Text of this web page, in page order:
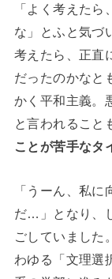
「よく考えた
な」とふと気づ
考えたら、正直
だったのかなと
かく平和主義。
と言われること
ことが苦手なタ
「うーん、私
だ…」となり、
ごしていました
わゆる「文理選